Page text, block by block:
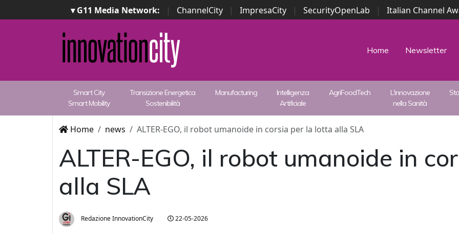
▾ G11 Media Network: | ChannelCity | ImpresaCity | SecurityOpenLab | Italian Channel
Security Awards | ...
Home Newsletter
Smart City
Smart Mobility
Transizione Energetica
Sostenibilità
Manufacturing
Intelligenza
Artificiale
AgriFoodTech
L'innovazione
nella Sanità
Home news ALTER-EGO, il robot umanoide in corsia per la lotta alla SLA
ALTER-EGO, il robot umanoide in
alla SLA
Redazione InnovationCity 22-05-2026